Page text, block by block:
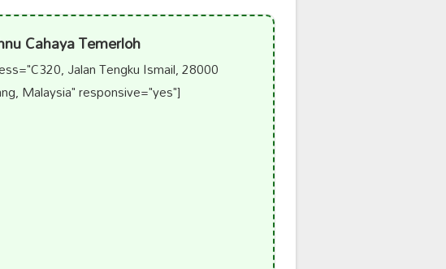
Cahaya Temerloh
Jalan Tengku Ismail, 28000
Malaysia" responsive="yes"]